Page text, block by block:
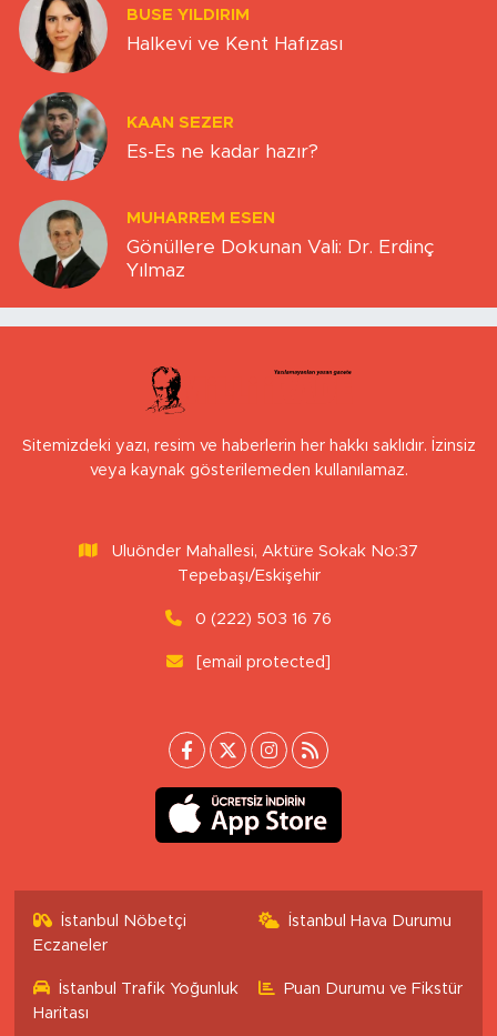
BUSE YILDIRIM
Halkevi ve Kent Hafızası
KAAN SEZER
Es-Es ne kadar hazır?
MUHARREM ESEN
Gönüllere Dokunan Vali: Dr. Erdinç
Yılmaz
Sitemizdeki yazı, resim ve haberlerin her hakkı saklıdır. İzinsiz
veya kaynak gösterilemeden kullanılamaz.
Uluönder Mahallesi, Aktüre Sokak No:37
Tepebaşı/Eskişehir
0 (222) 503 16 76
[email protected]
İstanbul Nöbetçi
Eczaneler
İstanbul Hava Durumu
İstanbul Trafik Yoğunluk
Haritası
Puan Durumu ve Fikstür